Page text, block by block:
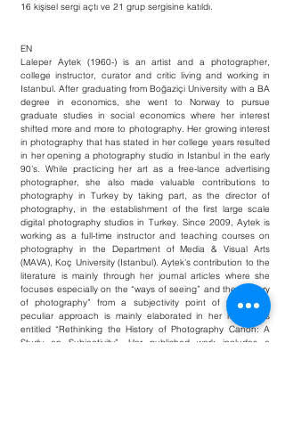
16 kişisel sergi açtı ve 21 grup sergisine katıldı.
EN
Laleper Aytek (1960-) is an artist and a photographer,
college instructor, curator and critic living and working in
Istanbul. After graduating from Boğaziçi University with a BA
degree in economics, she went to Norway to pursue
graduate studies in social economics where her interest
shifted more and more to photography. Her growing interest
in photography that has stated in her college years resulted
in her opening a photography studio in Istanbul in the early
90’s. While practicing her art as a free-lance advertising
photographer, she also made valuable contributions to
photography in Turkey by taking part, as the director of
photography, in the establishment of the first large scale
digital photography studios in Turkey. Since 2009, Aytek is
working as a full-time instructor and teaching courses on
photography in the Department of Media & Visual Arts
(MAVA), Koç University (Istanbul). Aytek’s contribution to the
literature is mainly through her journal articles where she
focuses especially on the “ways of seeing” and the “history
of photography” from a subjectivity point of view. This
peculiar approach is mainly elaborated in her MA thesis
entitled “Rethinking the History of Photography Canon: A
Study on Subjectivity”. Her published work includes a